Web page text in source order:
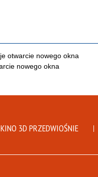
KINO 3D PRZEDWIOŚNIE